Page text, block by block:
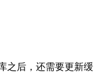
之后，还需要更新缓